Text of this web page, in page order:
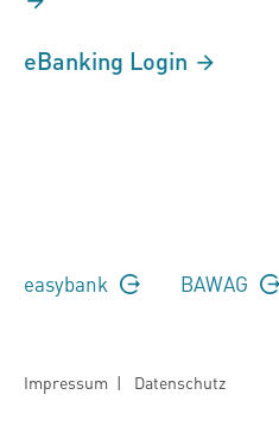
eBanking Login
easybank BAWAG
Impressum | Datenschutz